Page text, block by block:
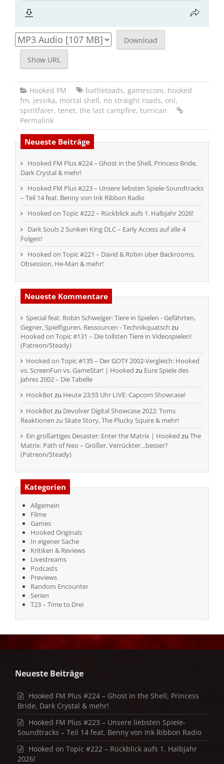
Download
Show URL
Hooked FM battletoads, gamescom, hooked
fm, jessika, mortal shell, no straight roads, onl,
spiritfarer, tenet, the last campfire, turrican
Permalink
Neueste Beiträge
Hooked FM Plus #224 – Ghost in the Shell, Princess Bride,
Dark Crystal & mehr!
Hooked FM Plus #223 – Unsere liebsten Spiele-Soundtracks
– Teil 14 feat. Benny von Ink Ribbon Radio
Hooked on Topic #222 – Rückblick aufs 1. Halbjahr 2026!
Dark Souls 2 Sunken King DLC – Early Access auf alle 4
Folgen!
Hooked on Topic #221 – David & Robin über Backrooms,
Obsession, He-Man & mehr!
Neueste Kommentare
Special feat. Robin Schweiger: Tiere in Spielen - Gefährten,
Gegner, Spielfiguren, Ressourcen - Technikquatsch zu
Hooked on Topic #131 – Die tollsten Tiere in Videospielen!
(Patreon/Steady)
Hooked on Topic #135 – Der GOTY 2002-Vergleich: Hooked
vs. ScreenFun vs. GameStar! | Hooked zu Eure Spiele des
Jahres 2002 – Die Tabelle
HookBotzu Heute 23:55 Uhr LIVE: Capcom Showcase!
HookBotzu Devolver Digital Showcase 2022: Toms
Reaktionen zu Skate Story, The Plucky Squire & mehr!
Ein großartiges Desaster: Enter the Matrix | Hooked zu The
Matrix: Path of Neo – Größer, Verrückter…besser?
(Patreon/Steady)
Kategorien
Allgemein
Filme
Games
Hooked Originals
In eigener Sache
Kritiken & Reviews
Livestreams
Podcasts
Previews
Random Encounter
Serien
T23 – Time to Drei
Neueste Beiträge
Hooked FM Plus #224 – Ghost in the Shell, Princess
Bride, Dark Crystal & mehr!
Hooked FM Plus #223 – Unsere liebsten Spiele-
Soundtracks – Teil 14 feat. Benny von Ink Ribbon Radio
Hooked on Topic #222 – Rückblick aufs 1. Halbjahr
2026!